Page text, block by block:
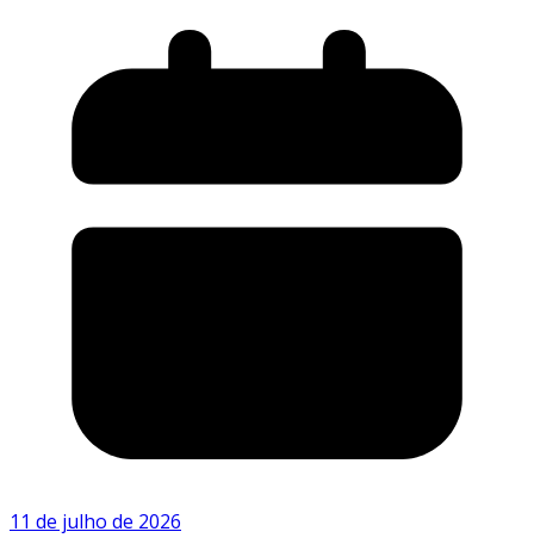
11 de julho de 2026